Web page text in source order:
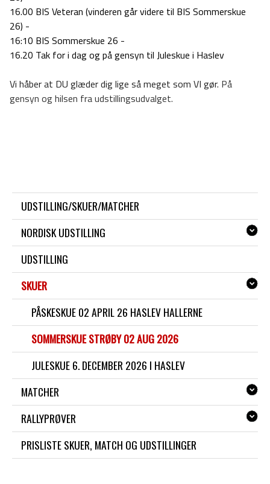
16.00 BIS Veteran (vinderen går videre til BIS Sommerskue
26) -
16:10 BIS Sommerskue 26 -
16.20 Tak for i dag og på gensyn til Juleskue i Haslev
Vi håber at DU glæder dig lige så meget som VI gør. På
gensyn og hilsen fra udstillingsudvalget.
UDSTILLING/SKUER/MATCHER
NORDISK UDSTILLING
UDSTILLING
SKUER
PÅSKESKUE 02 APRIL 26 HASLEV HALLERNE
SOMMERSKUE STRØBY 02 AUG 2026
JULESKUE 6. DECEMBER 2026 I HASLEV
MATCHER
RALLYPRØVER
PRISLISTE SKUER, MATCH OG UDSTILLINGER